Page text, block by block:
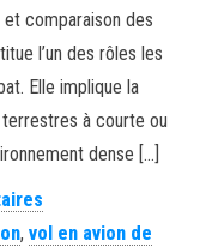
comparaison des
l’un des rôles les
Elle implique la
à courte ou
dense […]
, vol en avion de